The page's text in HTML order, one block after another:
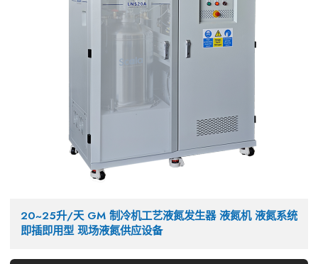
20~25升/天 GM 制冷机工艺液氮发生器 液氮机 液氮系统
即插即用型 现场液氮供应设备